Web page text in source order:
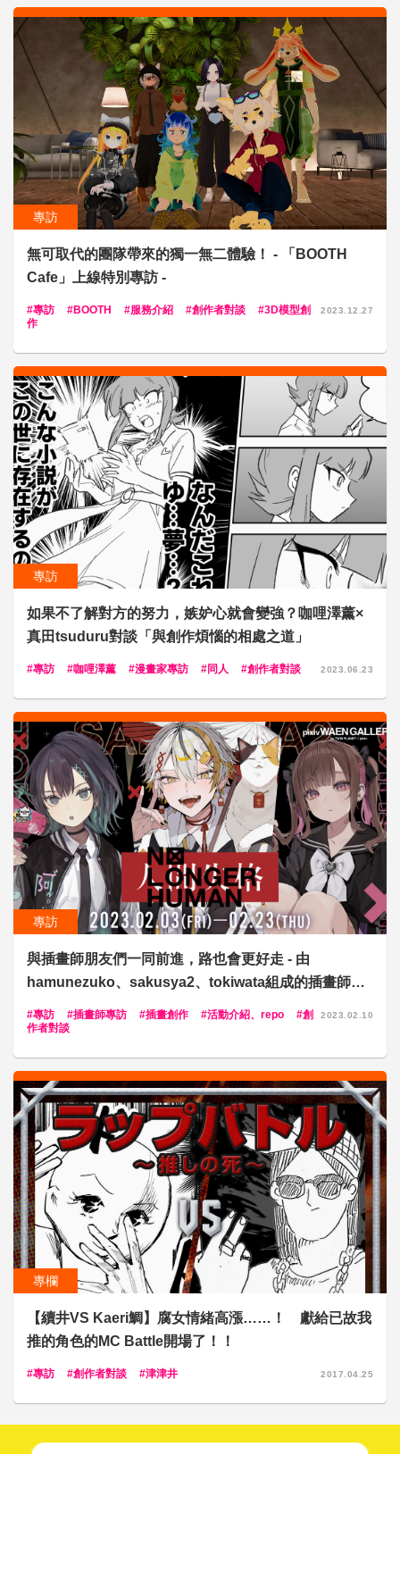
專訪
無可取代的團隊帶來的獨一無二體驗！ - 「BOOTH
Cafe」上線特別專訪 -
專訪 BOOTH 服務介紹 創作者對談
3D模型創
作
2023.12.27
專訪
如果不了解對方的努力，嫉妒心就會變強？咖哩澤薰×
真田tsuduru對談「與創作煩惱的相處之道」
專訪 咖哩澤薰 漫畫家專訪 同人 創作者對談 2023.06.23
專訪
與插畫師朋友們一同前進，路也會更好走 - 由
hamunezuko、sakusya2、tokiwata組成的插畫師組
合「No longer Human」專訪【個展開辦紀念】 -
專訪 插畫師專訪 插畫創作 活動介紹、repo
創
作者對談
2023.02.10
專欄
【續井VS Kaeri鯛】腐女情緒高漲……！ 獻給已故我
推的角色的MC Battle開場了！！
專訪 創作者對談 津津井 2017.04.25